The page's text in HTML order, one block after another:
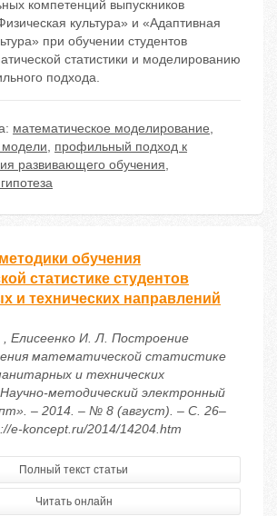
компетенций выпускников
культура» и «Адаптивная
при обучении студентов
статистики и моделированию
подхода.
математическое моделирование,
модели, профильный подход к
развивающего обучения,
обучения
статистике студентов
и технических направлений
, Елисеенко И. Л. Построение
математической статистике
и технических
методический электронный
– 2014. – № 8 (август). – С. 26–
e-koncept.ru/2014/14204.htm
Полный текст статьи
Читать онлайн